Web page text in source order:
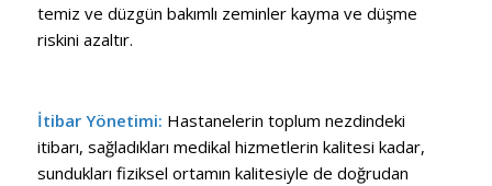
temiz ve düzgün bakımlı zeminler kayma ve düşme
riskini azaltır.
İtibar Yönetimi: Hastanelerin toplum nezdindeki
itibarı, sağladıkları medikal hizmetlerin kalitesi kadar,
sundukları fiziksel ortamın kalitesiyle de doğrudan